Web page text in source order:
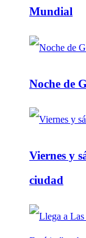
Mundial
Noche de
Viernes y
ciudad